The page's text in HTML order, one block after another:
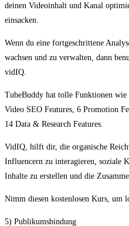
deinen Videoinhalt und Kanal
einsacken.
Wenn du eine fortgeschrittene
wachsen und zu verwalten, dann
vidIQ.
TubeBuddy hat tolle Funktionen
Video SEO Features, 6 Promotion
14 Data & Research Features.
VidIQ, hilft dir, die organische
Influencern zu interagieren, soziale
Inhalte zu erstellen und die
Nimm diesen kostenlosen Kurs, um
5) Publikumsbindung